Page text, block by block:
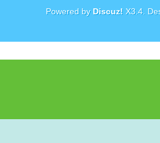
Powered by Discuz! X3.4.